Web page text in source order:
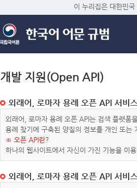
이 누리집은 대한민
개발 지원(Open API)
외래어, 로마자 용례 오픈 API 서비
외래어, 로마자 용례 오픈 API는 검색 플랫폼
용례 찾기에 구축된 양질의 정보를 개인 또는
※ 오픈 API란?
하나의 웹사이트에서 자신이 가진 기능을 이
외래어, 로마자 용례 오픈 API 서비